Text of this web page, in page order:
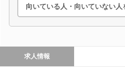
向いている人・向いていない人
求人情報